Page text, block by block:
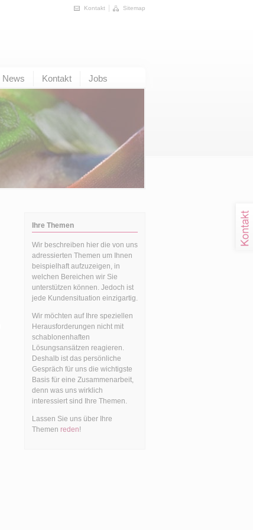
Kontakt Sitemap
News Kontakt Jobs
Ihre Themen
Wir beschreiben hier die von uns
adressierten Themen um Ihnen
beispielhaft aufzuzeigen, in
welchen Bereichen wir Sie
unterstützen können. Jedoch ist
jede Kundensituation einzigartig.
Wir möchten auf Ihre speziellen
Herausforderungen nicht mit
schablonenhaften
Lösungsansätzen reagieren.
Deshalb ist das persönliche
Gespräch für uns die wichtigste
Basis für eine Zusammenarbeit,
denn was uns wirklich
interessiert sind Ihre Themen.
Lassen Sie uns über Ihre
Themen reden!